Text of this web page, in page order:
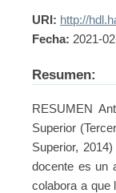
URI: http://
Fecha: 2021-
Resumen:
RESUMEN
Superior
Superior,
docente es un
colabora a que